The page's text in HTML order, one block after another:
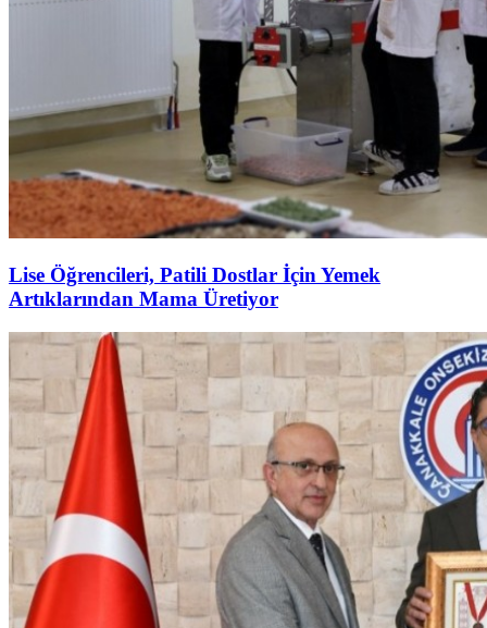
Lise Öğrencileri, Patili Dostlar İçin Yemek
Artıklarından Mama Üretiyor